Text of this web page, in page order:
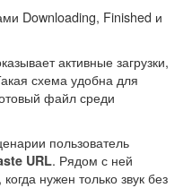
активные загрузки,
схема удобна для
файл среди
пользователь
URL. Рядом с ней
, когда нужен только звук без